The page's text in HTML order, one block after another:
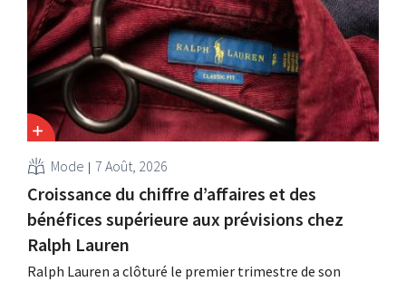
précédemment aux Pays-Bas, en Belgique et en Espagne,
qui avaient déjà entraîné la suppression de centaines
d'emplois.
Mode 7 Août, 2026
Croissance du chiffre d’affaires et des
bénéfices supérieure aux prévisions chez
Ralph Lauren
Ralph Lauren a clôturé le premier trimestre de son